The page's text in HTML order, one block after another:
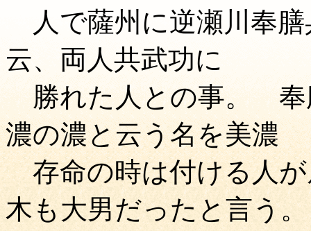
人で薩州に逆瀬川奉膳
云、両人共武功に
勝れた人との事。 奉
濃の濃と云う名を美濃
存命の時は付ける人
木も大男だったと言う。